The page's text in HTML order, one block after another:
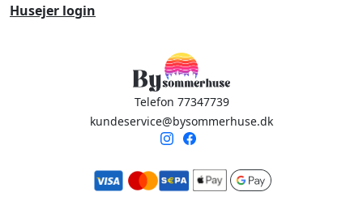
Husejer login
Telefon 77347739
kundeservice@bysommerhuse.dk